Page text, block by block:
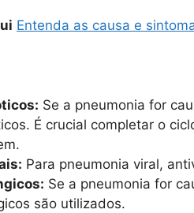
Entenda as causa e
Se a pneumonia for
É crucial completar o
Para pneumonia viral,
Se a pneumonia for
são utilizados.